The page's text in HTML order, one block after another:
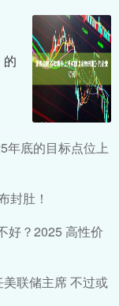
的
年底的目标点位上
封肚！
好？2025 高性价
美联储主席 不过或